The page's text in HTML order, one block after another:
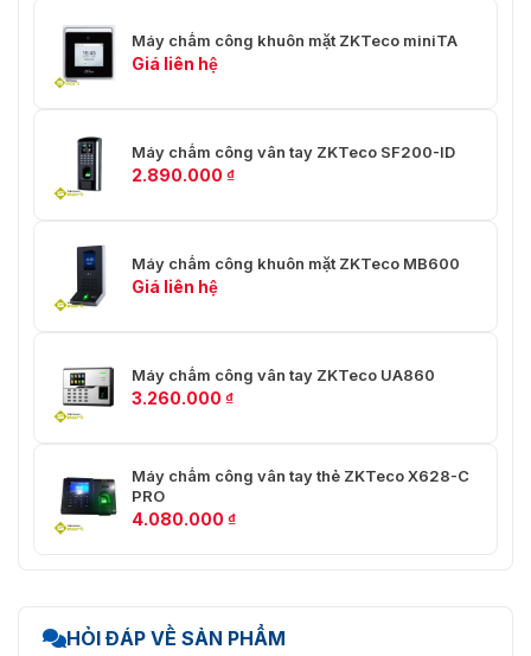
hiện đại mang lại. Sự hài lòng của các bạn sẽ là động
lực để cho chúng tôi phát triển hơn !!! Hãy liên hệ với
chúng tôi để có những tư vấn hữu ích nhất.
Địa chỉ: Số 4, ngõ 173 Trung Kính, Yên Hòa, Cầu
Giấy, Hà Nội
Máy chấm công khuôn mặt ZKTeco miniTA
Giá liên hệ
Máy chấm công vân tay ZKTeco SF200-ID
2.890.000 ₫
Máy chấm công khuôn mặt ZKTeco MB600
Giá liên hệ
Máy chấm công vân tay ZKTeco UA860
3.260.000 ₫
Máy chấm công vân tay thẻ ZKTeco X628-C
PRO
4.080.000 ₫
HỎI ĐÁP VỀ SẢN PHẨM